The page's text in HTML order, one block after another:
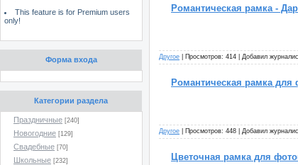
This feature is for Premium users
only!
Форма входа
Категории раздела
Праздничные [240]
Новогодние [129]
Свадебные [70]
Школьные [232]
Романтическая рамка -
Другое | Просмотров: 414 | Добавил
Романтическая рамка
Другое | Просмотров: 448 | Добавил
Цветочная рамка для